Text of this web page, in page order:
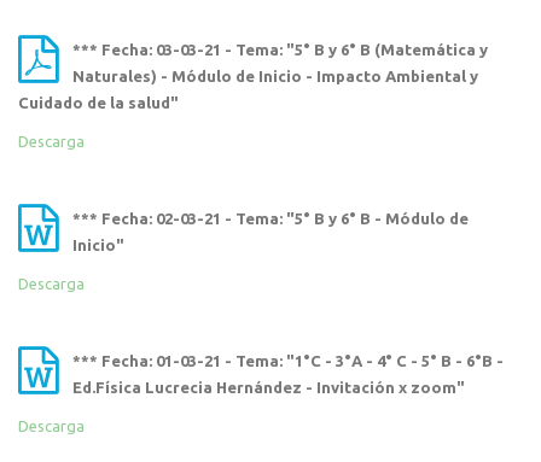
*** Fecha: 03-03-21 - Tema: "5° B y 6° B (Matemática y
Naturales) - Módulo de Inicio - Impacto Ambiental y
Cuidado de la salud"
Descarga
*** Fecha: 02-03-21 - Tema: "5° B y 6° B - Módulo de
Inicio"
Descarga
*** Fecha: 01-03-21 - Tema: "1°C - 3°A - 4° C - 5° B - 6°B -
Ed.Física Lucrecia Hernández - Invitación x zoom"
Descarga